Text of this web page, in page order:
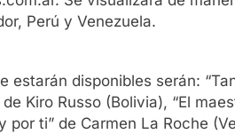
Perú y Venezuela.
estarán disponibles serán:
Kiro Russo (Bolivia), “El
por ti” de Carmen La Roche